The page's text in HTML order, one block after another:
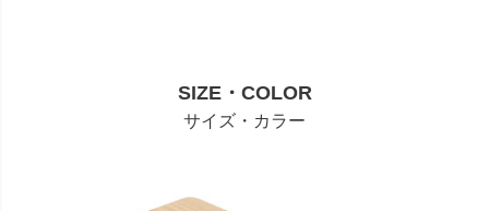
SIZE・COLOR
サイズ・カラー